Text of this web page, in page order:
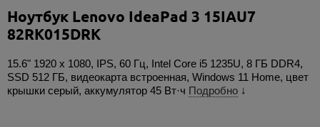
Ноутбук Lenovo IdeaPad 3 15IAU7
82RK015DRK
15.6" 1920 x 1080, IPS, 60 Гц, Intel Core i5 1235U, 8 ГБ DDR4,
SSD 512 ГБ, видеокарта встроенная, Windows 11 Home, цвет
крышки серый, аккумулятор 45 Вт·ч Подробно ↓